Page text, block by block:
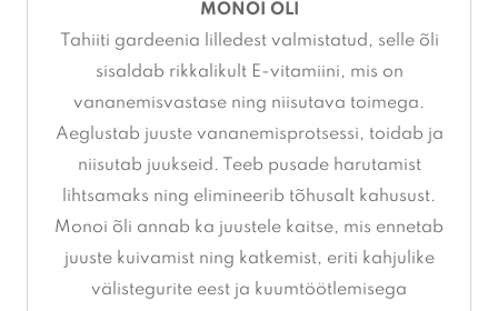
MONOI ÕLI
Tahiiti gardeenia lilledest valmistatud, selle õli
sisaldab rikkalikult E-vitamiini, mis on
vananemisvastase ning niisutava toimega.
Aeglustab juuste vananemisprotsessi, toidab ja
niisutab juukseid. Teeb pusade harutamist
lihtsamaks ning elimineerib tõhusalt kahusust.
Monoi õli annab ka juustele kaitse, mis ennetab
juuste kuivamist ning katkemist, eriti kahjulike
välistegurite eest ja kuumtöötlemisega